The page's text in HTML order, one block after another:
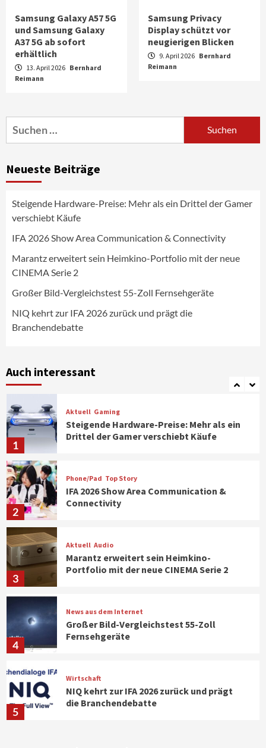
Samsung Galaxy A57 5G
und Samsung Galaxy
A37 5G ab sofort
erhältlich
13. April 2026 Bernhard
Reimann
Samsung Privacy
Display schützt vor
neugierigen Blicken
9. April 2026 Bernhard
Reimann
Suchen
nach:
Neueste Beiträge
Steigende Hardware-Preise: Mehr als ein Drittel der Gamer
verschiebt Käufe
IFA 2026 Show Area Communication & Connectivity
Marantz erweitert sein Heimkino-Portfolio mit der neue
CINEMA Serie 2
Großer Bild-Vergleichstest 55-Zoll Fernsehgeräte
NIQ kehrt zur IFA 2026 zurück und prägt die
Branchendebatte
Auch interessant
4
News aus dem Internet
Fernsehgeräte
5
NIQ kehrt zur IFA 2026 zurück und prägt
die Branchendebatte
6
Aktuell
CHERRY baut Vertriebsteam in
7
Klimageräte und Ventilatoren
1
Aktuell Gaming
Steigende Hardware-Preise: Mehr als ein
Drittel der Gamer verschiebt Käufe
2
Phone/Pad Top Story
IFA 2026 Show Area Communication &
Connectivity
3
Aktuell Audio
Marantz erweitert sein Heimkino-
Portfolio mit der neue CINEMA Serie 2
4
News aus dem Internet
Großer Bild-Vergleichstest 55-Zoll
Fernsehgeräte
5
Wirtschaft
NIQ kehrt zur IFA 2026 zurück und prägt
die Branchendebatte